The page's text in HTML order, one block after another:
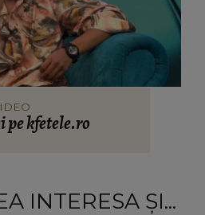
kfetele.ro
INTERESA ȘI...